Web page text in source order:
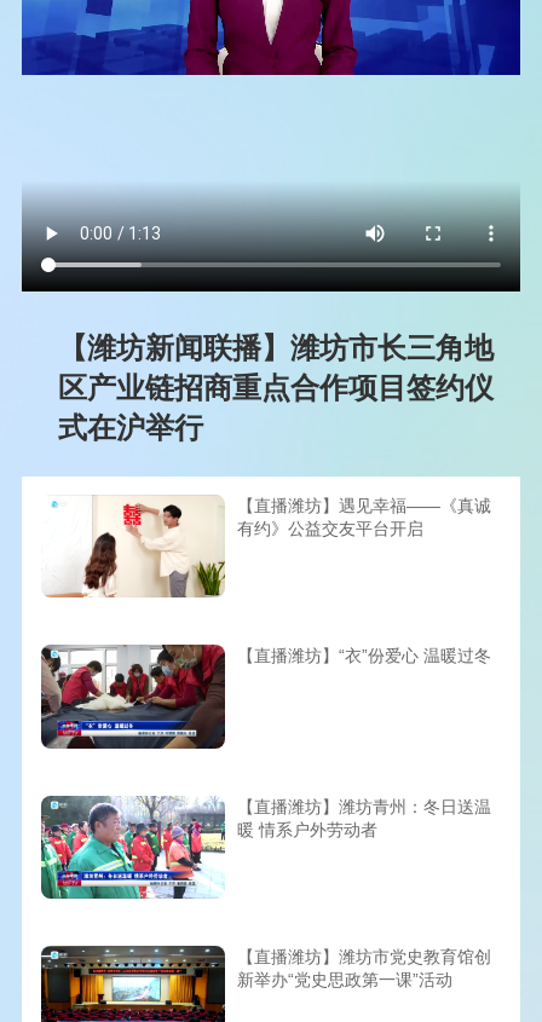
【潍坊新闻联播】潍坊市长三角地
区产业链招商重点合作项目签约仪
式在沪举行
【直播潍坊】遇见幸福——《真诚
有约》公益交友平台开启
【直播潍坊】“衣”份爱心 温暖过冬
【直播潍坊】潍坊青州：冬日送温
暖 情系户外劳动者
【直播潍坊】潍坊市党史教育馆创
新举办“党史思政第一课”活动